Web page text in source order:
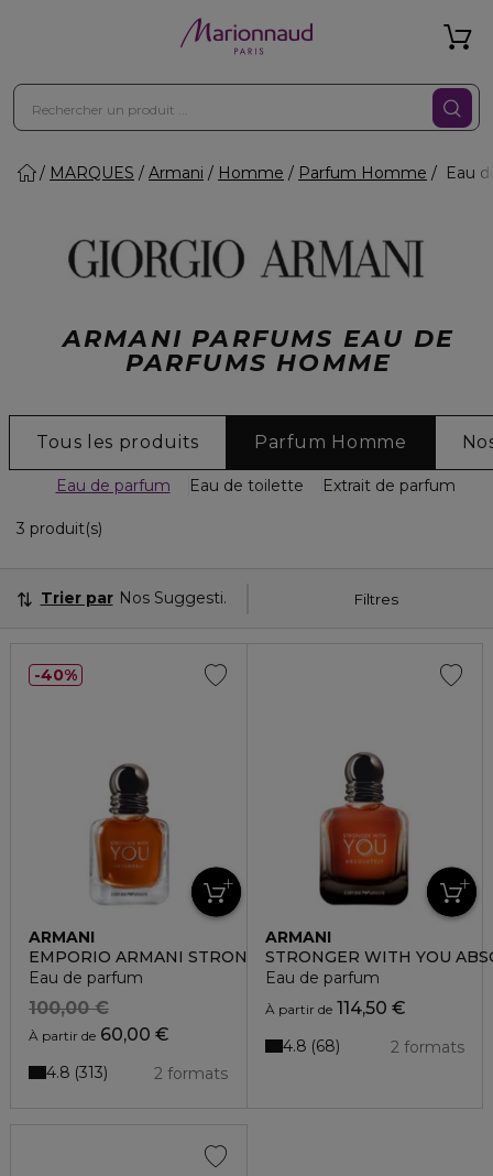
MARQUES Armani Homme Parfum Homme Eau
ARMANI PARFUMS EAU DE
PARFUMS HOMME
Tous les produits Parfum Homme
Eau de parfum Eau de toilette Extrait de parfum
3 produit(s)
Filtres
Trier par Nos Suggestions
ARMANI
EMPORIO ARMANI STRONGER WITH YOU INTENSELY
Eau de parfum
À partir de 60,00 €
100,00 €
2 formats
4.8 313
40%
ARMANI
STRONGER WITH YOU
Eau de parfum
À partir de114,50 €
2 formats
4.8 68